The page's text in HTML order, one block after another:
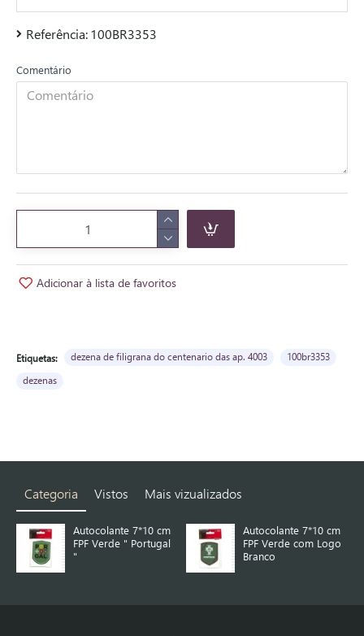
Referência:100BR3353
Comentário
Adicionar à lista de favoritos
Etiquetas: dezena de filigrana do centenario das ap. 4003
100br3353
dezenas
Categoria Vistos Mais vizualizados
Autocolante 7*10 cm
FPF Verde " Portugal
"
Autocolante 7*10 cm
FPF Verde com Logo
Branco